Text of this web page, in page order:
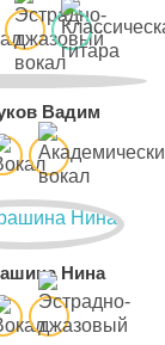
Вадим
Нина